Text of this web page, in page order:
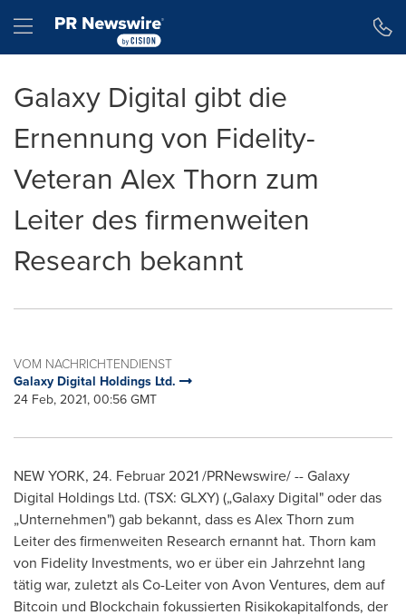
Hamburger menu
Galaxy Digital gibt die
Ernennung von Fidelity-
Veteran Alex Thorn zum
Leiter des firmenweiten
Research bekannt
VOM NACHRICHTENDIENST
Galaxy Digital Holdings Ltd.
24 Feb, 2021, 00:56 GMT
NEW YORK, 24. Februar 2021 /PRNewswire/ -- Galaxy
Digital Holdings Ltd. (TSX: GLXY) („Galaxy Digital" oder das
„Unternehmen") gab bekannt, dass esAlex Thorn zum
Leiter des firmenweiten Research ernannt hat. Thorn kam
von Fidelity Investments, wo er über ein Jahrzehnt lang
tätig war, zuletzt als Co-Leiter von Avon Ventures, dem auf
Bitcoin und Blockchain fokussierten Risikokapitalfonds, der